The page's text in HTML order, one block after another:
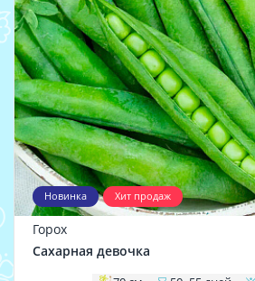
Новинка Хит продаж
Горох
Сахарная девочка